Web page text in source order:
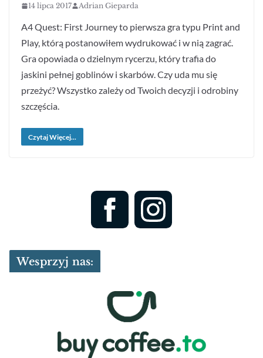
14 lipca 2017 Adrian Gieparda
A4 Quest: First Journey to pierwsza gra typu Print and
Play, którą postanowiłem wydrukować i w nią zagrać.
Gra opowiada o dzielnym rycerzu, który trafia do
jaskini pełnej goblinów i skarbów. Czy uda mu się
przeżyć? Wszystko zależy od Twoich decyzji i odrobiny
szczęścia.
Czytaj Więcej...
Wesprzyj nas: